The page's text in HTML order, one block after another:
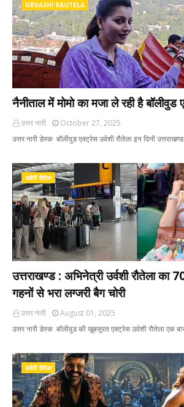
URVASHI RAUTELA
नैनीताल में मोमो का मजा ले रही है बॉलीवुड
उत्तर नारी
October 27, 2025
उत्तर नारी डेस्क बॉलीवुड एक्ट्रेस उर्वशी रौतेला इन दिनों
उर्वशी रौतेला
उत्तराखण्ड : अभिनेत्री उर्वशी रौतेला
गहनों से भरा लग्जरी बैग चोरी
उत्तर नारी
August 01, 2025
उत्तर नारी डेस्क बॉलीवुड की ख़ूबसूरत एक्ट्रेस उर्वशी रौतेला एक
उर्वशी रौतेला